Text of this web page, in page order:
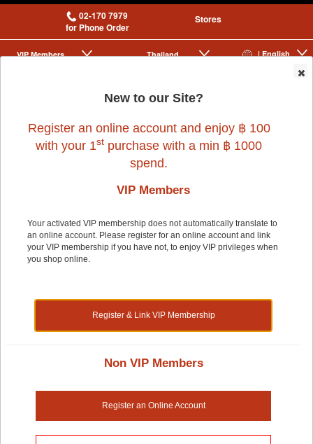
02-170 7979
for Phone Order
Stores
| English
Thailand
VIP Membership
|
New to our Site?
Register an online account and enjoy ฿ 100
with your 1st purchase with a min ฿ 1000
spend.
VIP Members
Your activated VIP membership does not automatically translate to
an online account. Please register for an online account and link
your VIP membership if you have not, to enjoy VIP privileges when
you shop online.
Register & Link VIP Membership
Non VIP Members
Register an Online Account